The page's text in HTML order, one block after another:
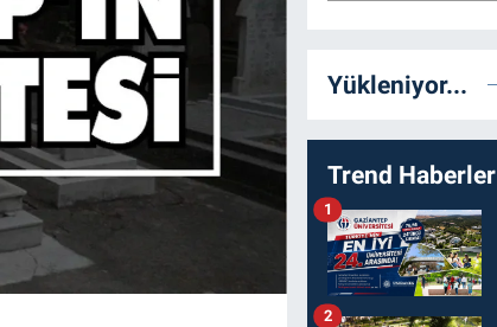
Yükleniyor...
Trend Haberler
1
2